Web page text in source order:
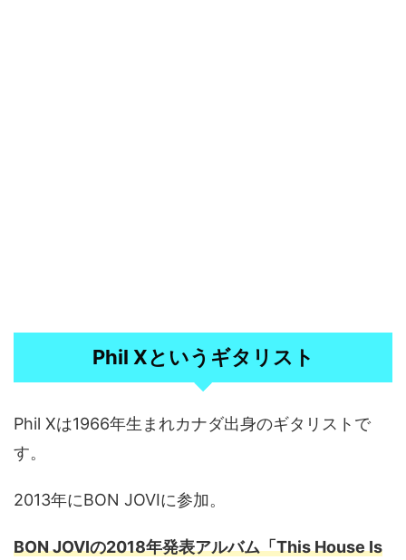
Phil Xというギタリスト
Phil Xは1966年生まれカナダ出身のギタリストで
す。
2013年にBON JOVIに参加。
BON JOVIの2018年発表アルバム「This House Is